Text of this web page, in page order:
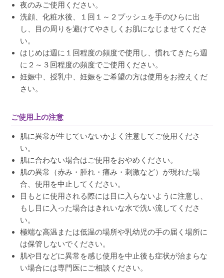
夜のみご使用ください。
洗顔、化粧水後、１回１～２プッシュを手のひらに出
し、目の周りを避けてやさしくお肌になじませてくださ
い。
はじめは週に１回程度の頻度で使用し、慣れてきたら週
に２～３回程度の頻度でご使用ください。
妊娠中、授乳中、妊娠をご希望の方は使用をお控えくだ
さい。
ご使用上の注意
肌に異常が生じていないかよく注意してご使用くださ
い。
肌に合わない場合はご使用をおやめください。
肌の異常（赤み・腫れ・痛み・刺激など）が現れた場
合、使用を中止してください。
目もとに使用される際には目に入らないように注意し、
もし目に入った場合はきれいな水で洗い流してくださ
い。
極端な高温または低温の場所や乳幼児の手の届く場所に
は保管しないでください。
肌や目などに異常を感じ使用を中止後も症状が治まらな
い場合には専門医にご相談ください。